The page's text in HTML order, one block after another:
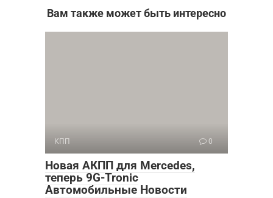
Вам также может быть интересно
КПП 0
Новая АКПП для Mercedes,
теперь 9G-Tronic
Автомобильные Новости